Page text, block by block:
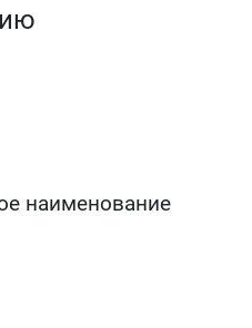
наименование